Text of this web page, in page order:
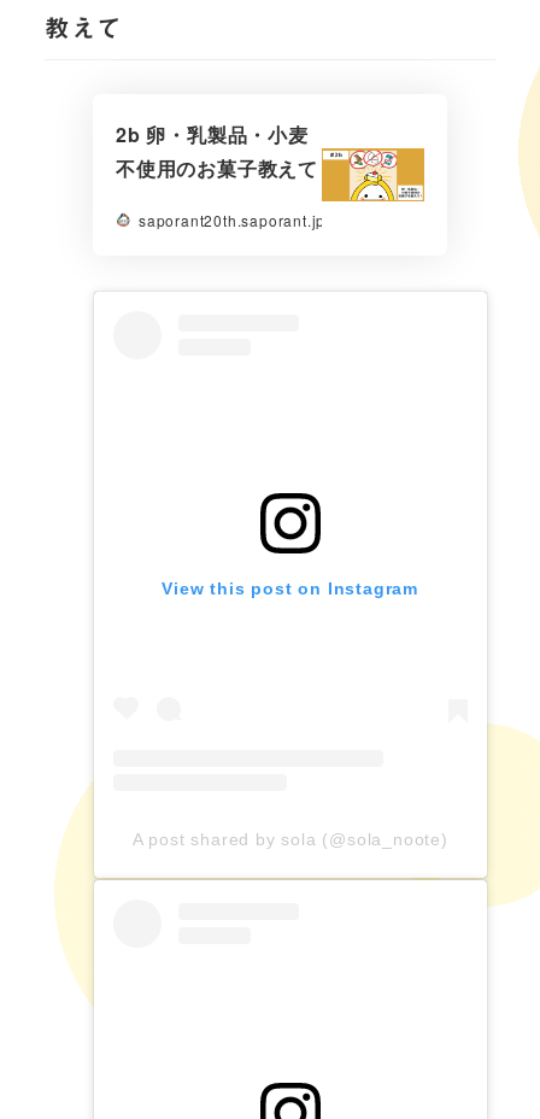
教えて
2b 卵・乳製品・小麦
不使用のお菓子教えて
saporant20th.saporant.jp
View this post on Instagram
A post shared by sola (@sola_noote)